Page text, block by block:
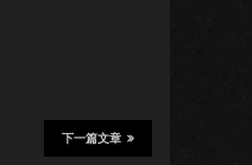
下一篇文章